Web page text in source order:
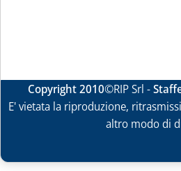
Copyright 2010©RIP Srl -
E' vietata la riproduzione,
altro modo di